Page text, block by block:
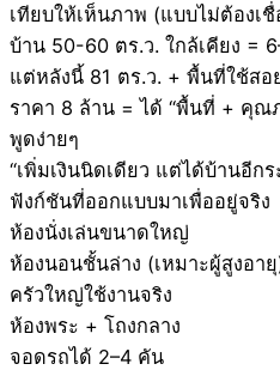
เทียบให้เห็นภาพ (แบบไม่ต้องเ
บ้าน 50-60 ตร.ว. ใกล้เคียง =
แต่หลังนี้ 81 ตร.ว. + พื้นที่ใช้สอ
ราคา 8 ล้าน = ได้ “พื้นที่ + คุณ
พูดง่ายๆ
“เพิ่มเงินนิดเดียว แต่ได้บ้านอีกร
ฟังก์ชันที่ออกแบบมาเพื่ออยู่จริง
ห้องนั่งเล่นขนาดใหญ่
ห้องนอนชั้นล่าง (เหมาะผู้สูงอา
ครัวใหญ่ใช้งานจริง
ห้องพระ + โถงกลาง
จอดรถได้ 2–4 คัน